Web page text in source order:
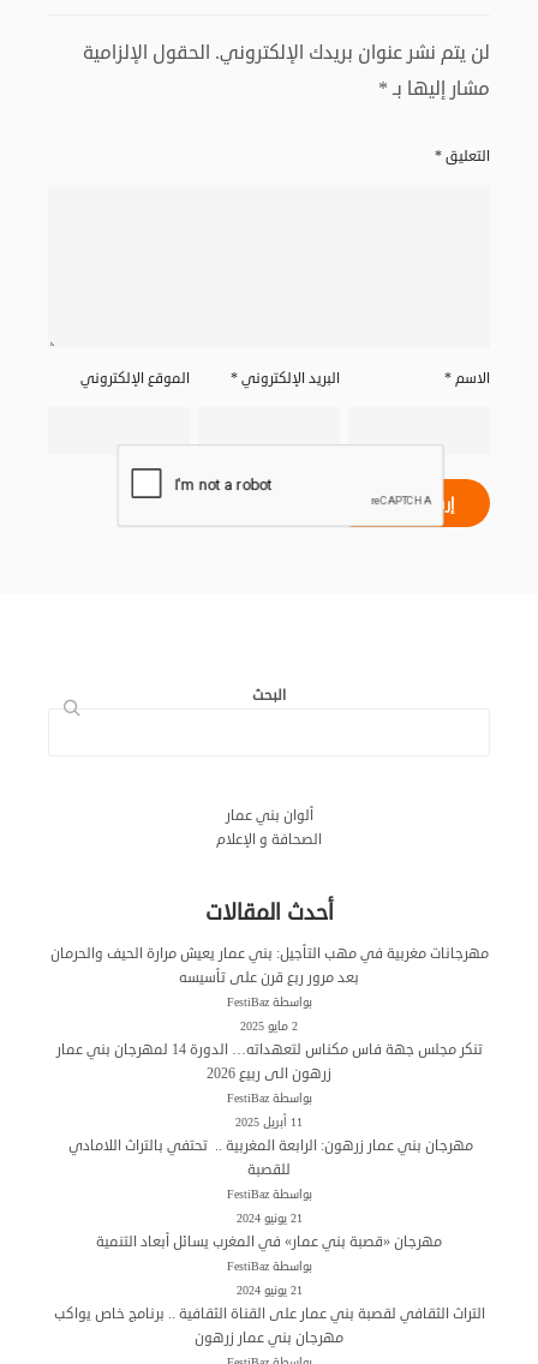
لن يتم نشر عنوان بريدك الإلكتروني. الحقول الإلزامية
مشار إليها بـ*
التعليق*
الاسم* البريد الإلكتروني* الموقع الإلكتروني
البحث
ألوان بني عمار
الصحافة و الإعلام
أحدث المقالات
مهرجانات مغربية في مهب التأجيل: بني عمار يعيش مرارة الحيف والحرمان
بعد مرور ربع قرن على تأسيسه
بواسطة FestiBaz
2 مايو 2025
تنكر مجلس جهة فاس مكناس لتعهداته… الدورة 14 لمهرجان بني عمار
زرهون الى ربيع 2026
بواسطة FestiBaz
11 أبريل 2025
مهرجان بني عمار زرهون: الرابعة المغربية .. تحتفي بالتراث اللامادي
للقصبة
بواسطة FestiBaz
21 يونيو 2024
مهرجان «قصبة بني عمار» في المغرب يسائل أبعاد التنمية
بواسطة FestiBaz
21 يونيو 2024
التراث الثقافي لقصبة بني عمار على القناة الثقافية .. برنامج خاص يواكب
مهرجان بني عمار زرهون